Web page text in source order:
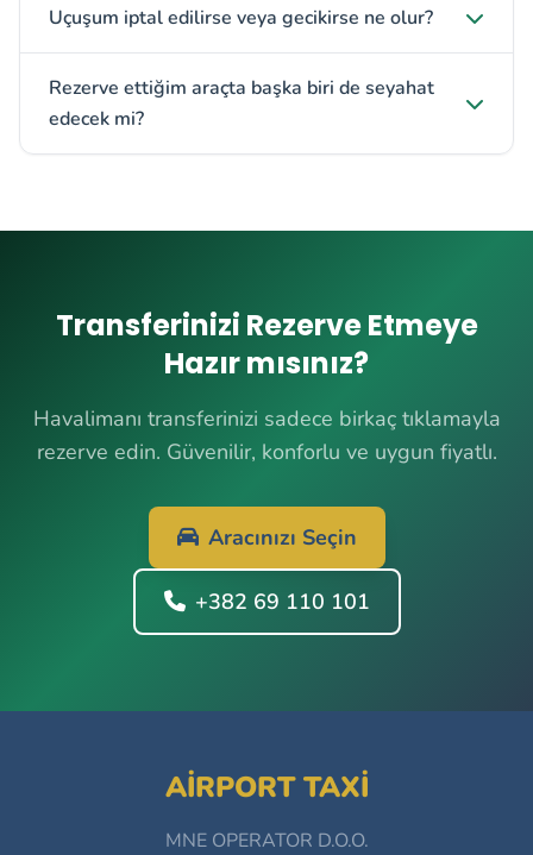
Uçuşum iptal edilirse veya gecikirse ne olur?
Rezerve ettiğim araçta başka biri de seyahat
edecek mi?
Transferinizi Rezerve Etmeye
Hazır mısınız?
Havalimanı transferinizi sadece birkaç tıklamayla
rezerve edin. Güvenilir, konforlu ve uygun fiyatlı.
Aracınızı Seçin
+382 69 110 101
AIRPORT TAXI
MNE OPERATOR D.O.O.